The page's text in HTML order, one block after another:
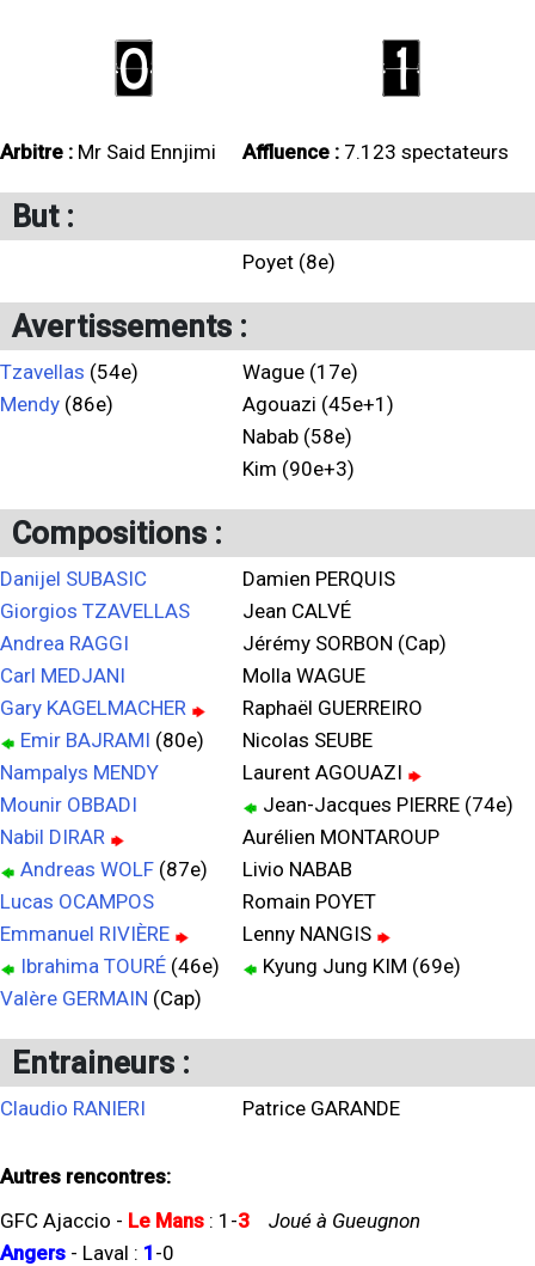
0 1
Arbitre : Mr Said Ennjimi Affluence : 7.123 spectateurs
But :
Poyet (8e)
Avertissements :
Tzavellas (54e)
Mendy (86e)
Wague (17e)
Agouazi (45e+1)
Nabab (58e)
Kim (90e+3)
Compositions :
Danijel SUBASIC
Giorgios TZAVELLAS
Andrea RAGGI
Carl MEDJANI
Gary KAGELMACHER
Emir BAJRAMI (80e)
Nampalys MENDY
Mounir OBBADI
Nabil DIRAR
Andreas WOLF (87e)
Lucas OCAMPOS
Emmanuel RIVIÈRE
Ibrahima TOURÉ (46e)
Valère GERMAIN (Cap)
Damien PERQUIS
Jean CALVÉ
Jérémy SORBON (Cap)
Molla WAGUE
Raphaël GUERREIRO
Nicolas SEUBE
Laurent AGOUAZI
Jean-Jacques PIERRE (74e)
Aurélien MONTAROUP
Livio NABAB
Romain POYET
Lenny NANGIS
Kyung Jung KIM (69e)
Entraineurs :
Claudio RANIERI Patrice GARANDE
Autres rencontres:
GFC Ajaccio - Le Mans : 1 -3
Joué à Gueugnon
Angers - Laval : 1 -0